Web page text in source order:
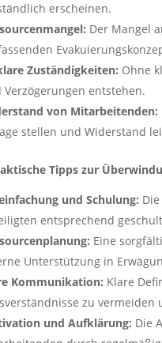
erscheinen.
Der Mangel
Zuständigkeiten: Ohne
Verzögerungen entstehen.
von Mitarbeitenden:
stellen und Widerstand
Tipps zur
und Schulung:
entsprechend
Eine
Unterstützung in
Kommunikation: Klare
zu
und Aufklärung: Die